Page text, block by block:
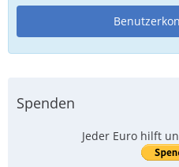
Spenden
Jeder Euro hilft